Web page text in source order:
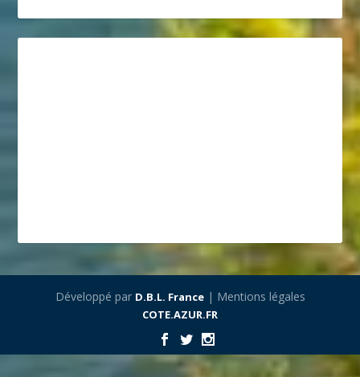
Développé par D.B.L. France| Mentions légales
COTE.AZUR.FR